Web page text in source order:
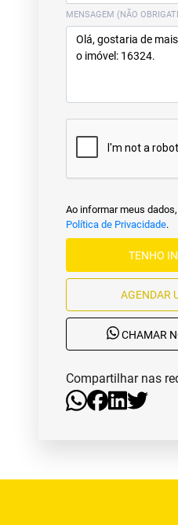
MENSAGEM (NÃO
Ao informar meus
Política de Privacidade.
CHAMAR
Compartilhar nas